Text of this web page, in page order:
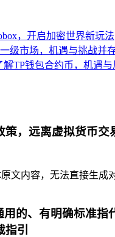
，开启加密世界新玩法
级市场，机遇与挑战并
TP钱包合约币，机遇
，远离虚拟货币
文内容，无法直接生成
的、有明确标准
引